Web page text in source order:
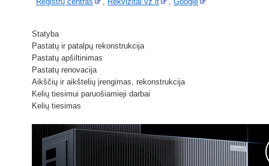
Statyba
Pastatų ir patalpų rekonstrukcija
Pastatų apšiltinimas
Pastatų renovacija
Aikščių ir aikštelių įrengimas, rekonstrukcija
Kelių tiesimui paruošiamieji darbai
Kelių tiesimas